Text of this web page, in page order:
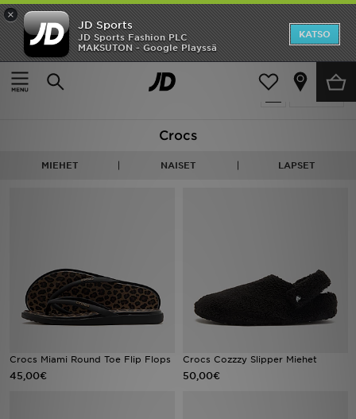
×
JD Sports
JD Sports Fashion PLC
MAKSUTON - Google Playssä
KATSO
Etusivu
Crocs
Suodata
48 tuotetta
Crocs
MIEHET NAISET LAPSET
Crocs Miami Round Toe Flip Flops
45,00€
Crocs Cozzzy Slipper Miehet
50,00€
Etusivu
Ale
Miehet
Tuotemerkit
Inspiroidu
Jalkapallo